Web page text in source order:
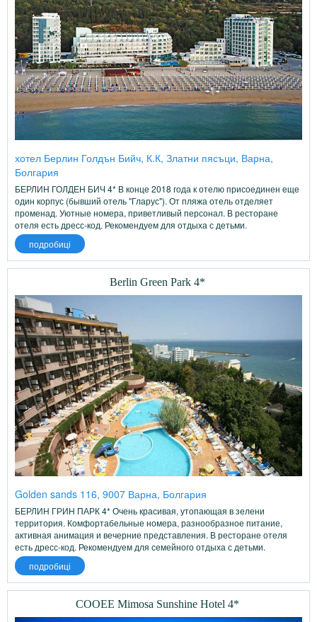
хотел Берлин Голдън Бийч, К.К, Златни пясъци, Варна,
Болгария
БЕРЛИН ГОЛДЕН БИЧ 4* В конце 2018 года к отелю присоединен еще
один корпус (бывший отель "Гларус"). От пляжа отель отделяет
променад. Уютные номера, приветливый персонал. В ресторане
отеля есть дресс-код. Рекомендуем для отдыха с детьми.
подробиці
Berlin Green Park 4*
Golden sands 116, 9007 Варна, Болгария
БЕРЛИН ГРИН ПАРК 4* Очень красивая, утопающая в зелени
территория. Комфортабельные номера, разнообразное питание,
активная анимация и вечерние представления. В ресторане отеля
есть дресс-код. Рекомендуем для семейного отдыха с детьми.
подробиці
COOEE Mimosa Sunshine Hotel 4*